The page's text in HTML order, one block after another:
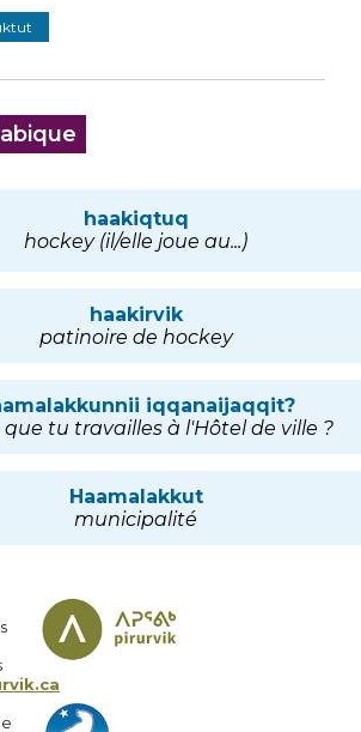
haakiqtuq
hockey (il/elle joue au...)
haakirvik
patinoire de hockey
iqqanaijaqqit?
que tu travailles à l'Hôtel de ville ?
Haamalakkut
municipalité